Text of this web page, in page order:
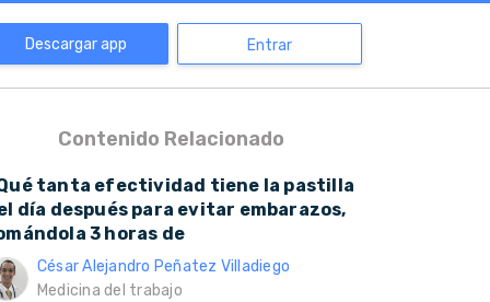
Descargar app Entrar
Contenido Relacionado
tanta efectividad tiene la pastilla
día después para evitar embarazos,
3 horas de
César Alejandro Peñatez Villadiego
Medicina del trabajo